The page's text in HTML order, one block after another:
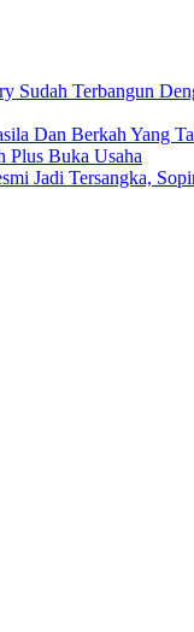
Sudah Terbangun
Dan Berkah Yang
Plus Buka Usaha
Jadi Tersangka,